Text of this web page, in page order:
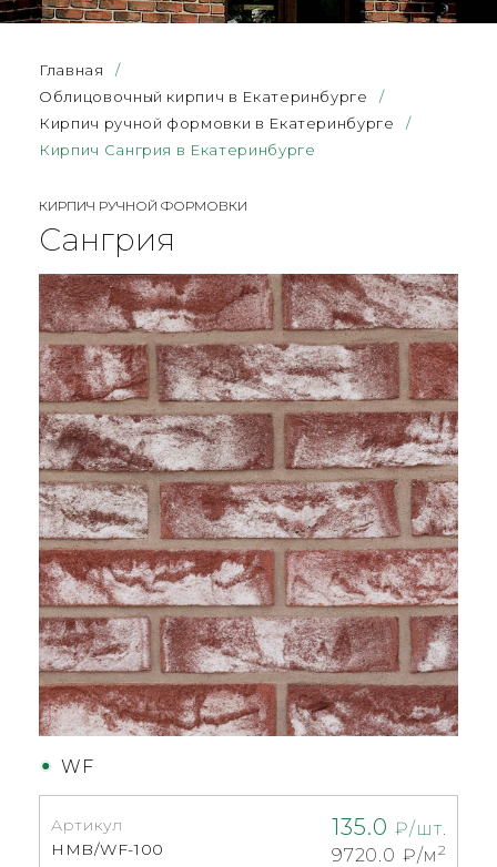
Главная
/
Облицовочный кирпич в Екатеринбурге
/
Кирпич ручной формовки в Екатеринбурге
/
Кирпич Сангрия в Екатеринбурге
КИРПИЧ РУЧНОЙ ФОРМОВКИ
Сангрия
135.0 ₽/шт.
9720.0 ₽/м2
WF
Артикул
HMB/WF-100